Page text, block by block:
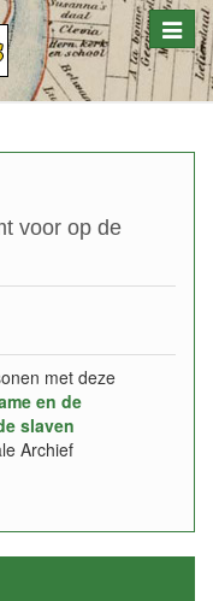
Toggle
voor op de
met deze
en de
slaven
Archief